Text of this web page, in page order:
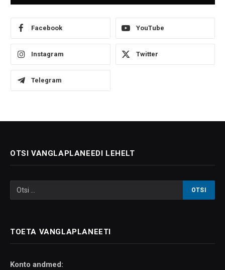
Facebook YouTube
Instagram Twitter
Telegram
OTSI VANGLAPLANEEDI LEHELT
TOETA VANGLAPLANEETI
Konto andmed: